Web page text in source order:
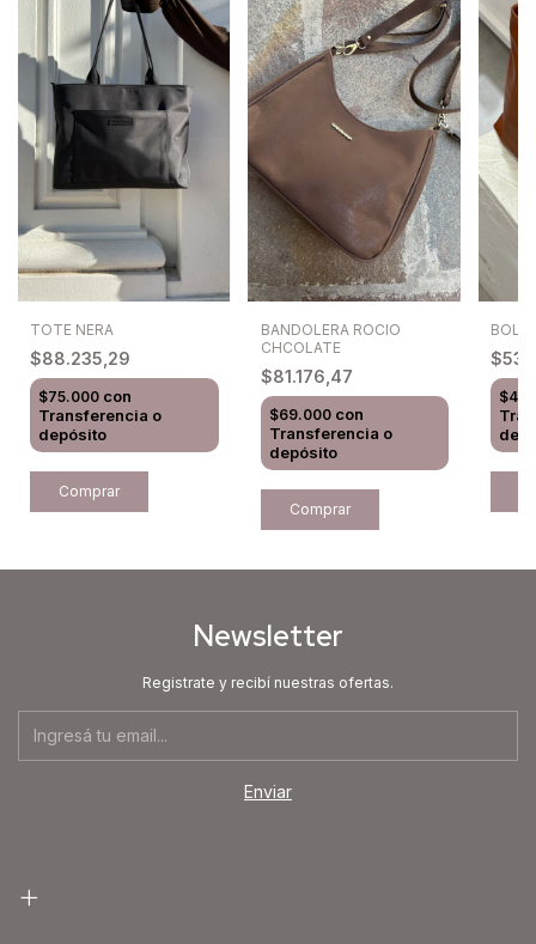
TOTE NERA
$88.235,29
$75.000 con
Transferencia o
depósito
BANDOLERA ROCIO
CHCOLATE
$81.176,47
$69.000 con
Transferencia o
depósito
Newsletter
Registrate y recibí nuestras ofertas.